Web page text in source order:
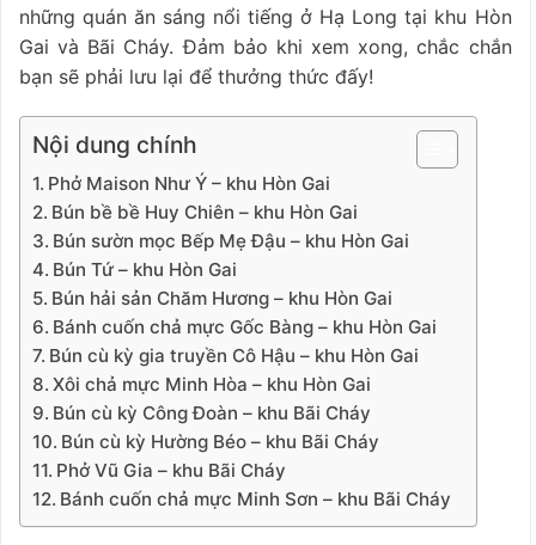
những quán ăn sáng nổi tiếng ở Hạ Long tại khu Hòn
Gai và Bãi Cháy. Đảm bảo khi xem xong, chắc chắn
bạn sẽ phải lưu lại để thưởng thức đấy!
Nội dung chính
Phở Maison Như Ý – khu Hòn Gai
Bún bề bề Huy Chiên – khu Hòn Gai
Bún sườn mọc Bếp Mẹ Đậu – khu Hòn Gai
Bún Tứ – khu Hòn Gai
Bún hải sản Chăm Hương – khu Hòn Gai
Bánh cuốn chả mực Gốc Bàng – khu Hòn Gai
Bún cù kỳ gia truyền Cô Hậu – khu Hòn Gai
Xôi chả mực Minh Hòa – khu Hòn Gai
Bún cù kỳ Công Đoàn – khu Bãi Cháy
Bún cù kỳ Hường Béo – khu Bãi Cháy
Phở Vũ Gia – khu Bãi Cháy
Bánh cuốn chả mực Minh Sơn – khu Bãi Cháy